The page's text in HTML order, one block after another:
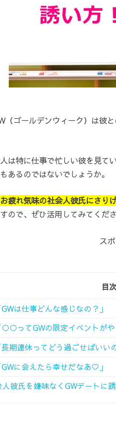
（ゴールデンウィーク）は彼
は特に仕事で忙しい彼を見て
あるのではないでしょうか。
お疲れ気味の社会人彼氏にさり
ので、ぜひ活用してみてくだ
ス
目
は仕事どんな感じなの？」
ってGWの限定イベントがや
期連休ってどう過ごせばいい
に会えたら幸せだなあ♡」
人彼氏を嫌味なくGWデートに